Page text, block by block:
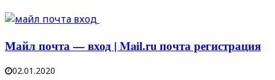
Майл почта — вход | Mail.ru почта регистрация
02.01.2020